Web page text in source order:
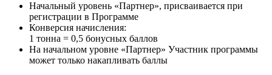
Начальный уровень «Партнер», присваивается при
регистрации в Программе
Конверсия начисления:
1 тонна = 0,5 бонусных баллов
На начальном уровне «Партнер» Участник программы
может только накапливать баллы